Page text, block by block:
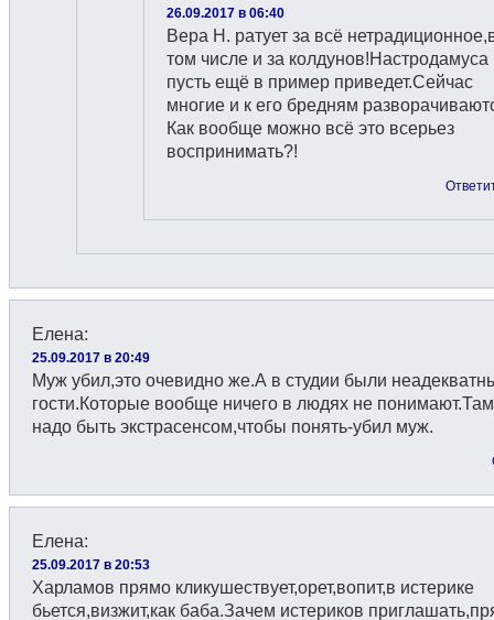
26.09.2017 в 06:40
Вера Н. ратует за всё
том числе и за колдунов!Настродамуса
пусть ещё в пример приведет.Сейчас
многие и к его бредням
Как вообще можно всё это всерьез
воспринимать?!
Елена:
25.09.2017 в 20:49
Муж убил,это очевидно же.А в студии были
гости.Которые вообще ничего в людях не
надо быть экстрасенсом,чтобы понять-убил муж.
Елена:
25.09.2017 в 20:53
Харламов прямо кликушествует,орет,вопит,в истерике
бьется,визжит,как баба.Зачем истериков